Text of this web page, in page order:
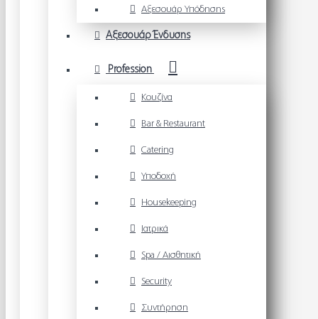
Αξεσουάρ Υπόδησης
Αξεσουάρ Ένδυσης
Profession
Κουζίνα
Bar & Restaurant
Catering
Υποδοχή
Housekeeping
Ιατρικά
Spa / Αισθητική
Security
Συντήρηση